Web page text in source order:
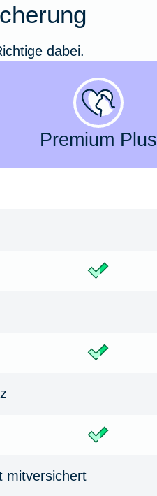
dabei.
Premium Plus
mitversichert